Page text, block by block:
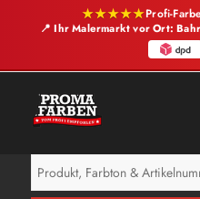
★★★★★Profi-
📍 Ihr Malermarkt vor Ort: